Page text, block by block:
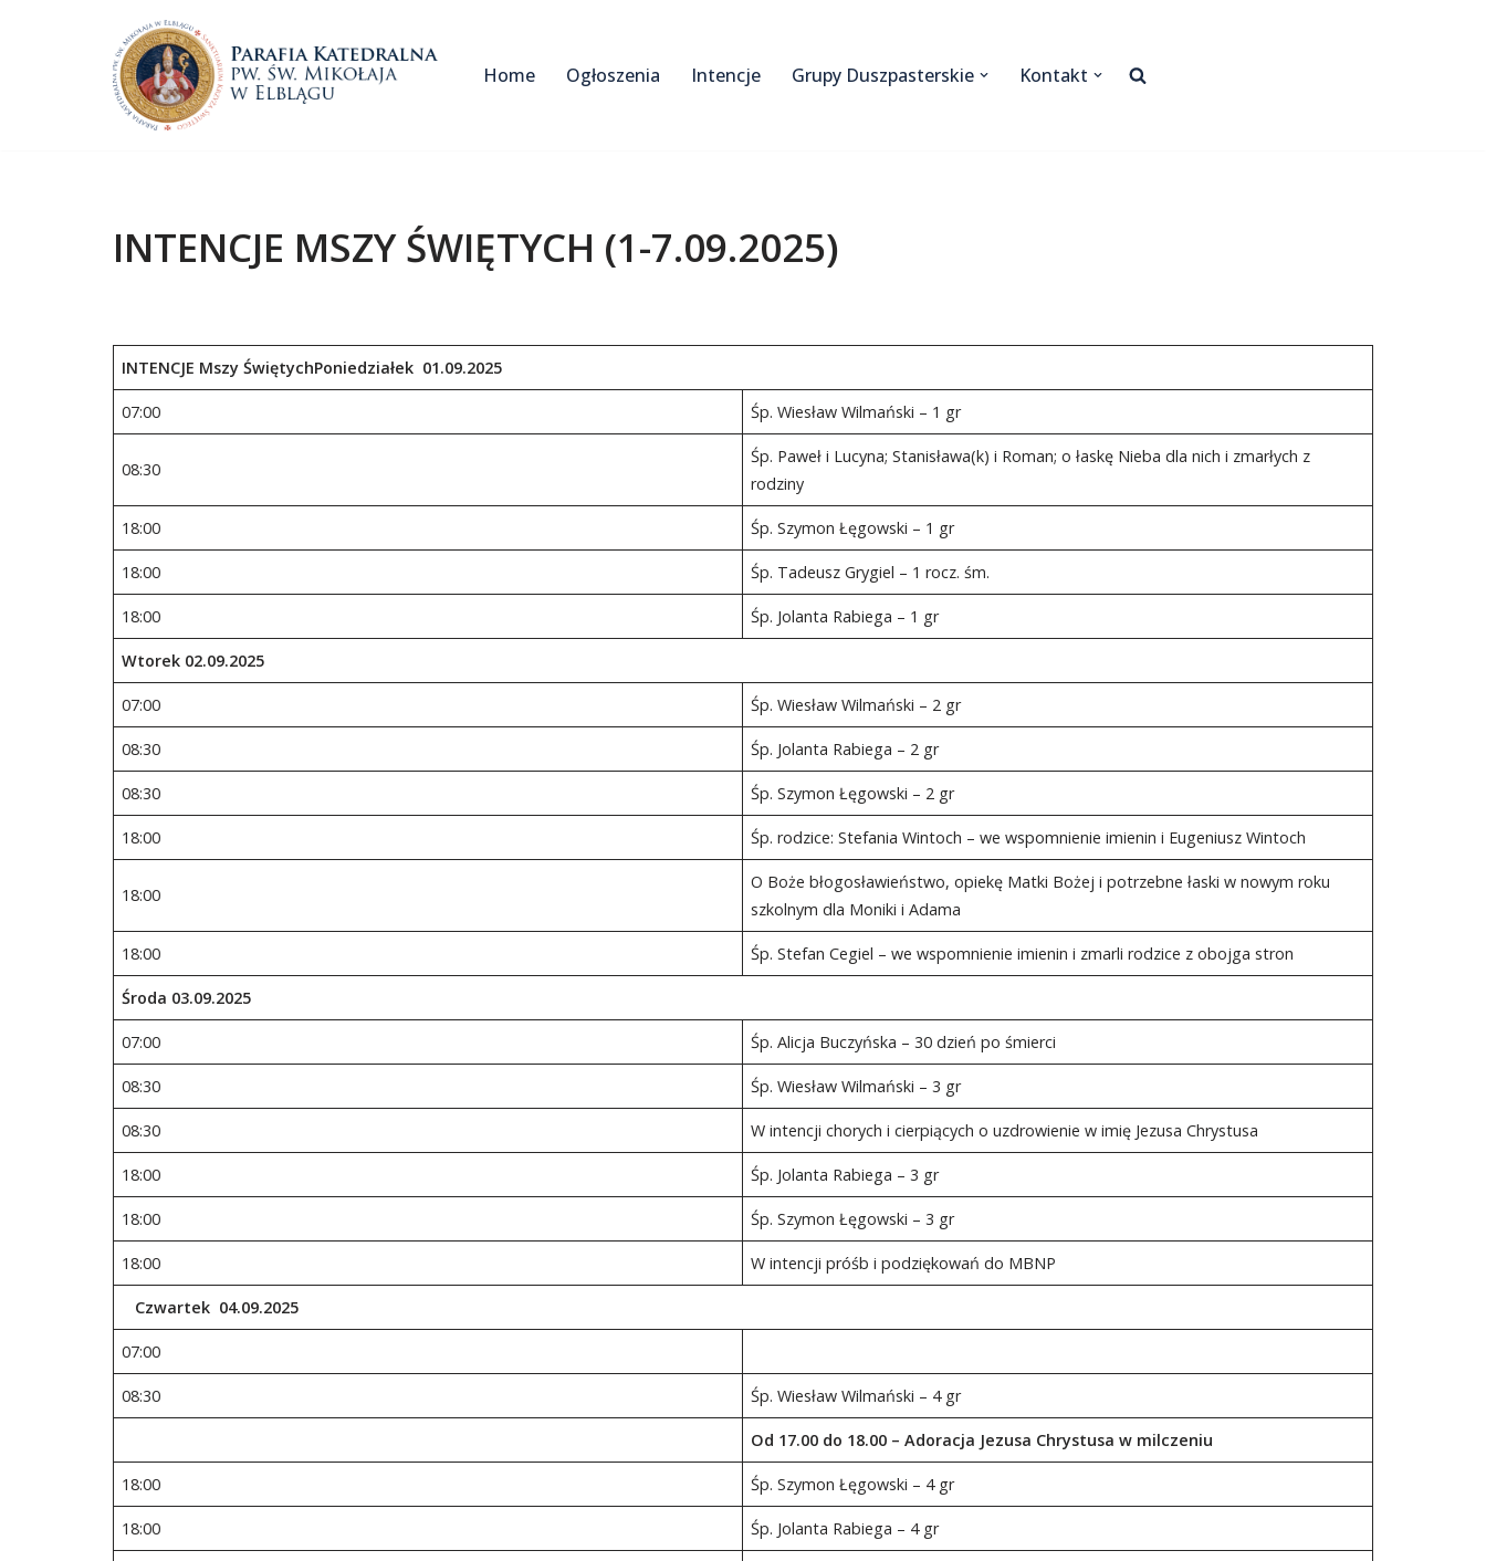
Home Ogłoszenia Intencje Grupy Duszpasterskie Kontakt
INTENCJE MSZY ŚWIĘTYCH (1-7.09.2025)
INTENCJE Mszy ŚwiętychPoniedziałek 01.09.2025
07:00 Śp. Wiesław Wilmański – 1 gr
08:30
Śp. Paweł i Lucyna; Stanisława(k) i Roman; o łaskę Nieba dla nich i zmarłych z
rodziny
18:00 Śp. Szymon Łęgowski – 1 gr
18:00 Śp. Tadeusz Grygiel – 1 rocz. śm.
18:00 Śp. Jolanta Rabiega – 1 gr
Wtorek 02.09.2025
07:00 Śp. Wiesław Wilmański – 2 gr
08:30 Śp. Jolanta Rabiega – 2 gr
08:30 Śp. Szymon Łęgowski – 2 gr
18:00 Śp. rodzice: Stefania Wintoch – we wspomnienie imienin i Eugeniusz Wintoch
18:00
O Boże błogosławieństwo, opiekę Matki Bożej i potrzebne łaski w nowym roku
szkolnym dla Moniki i Adama
18:00 Śp. Stefan Cegiel – we wspomnienie imienin i zmarli rodzice z obojga stron
Środa 03.09.2025
07:00 Śp. Alicja Buczyńska – 30 dzień po śmierci
08:30 Śp. Wiesław Wilmański – 3 gr
08:30 W intencji chorych i cierpiących o uzdrowienie w imię Jezusa Chrystusa
18:00 Śp. Jolanta Rabiega – 3 gr
18:00 Śp. Szymon Łęgowski – 3 gr
18:00 W intencji próśb i podziękowań do MBNP
Czwartek 04.09.2025
07:00
08:30 Śp. Wiesław Wilmański – 4 gr
Od 17.00 do 18.00 – Adoracja Jezusa Chrystusa w milczeniu
18:00 Śp. Szymon Łęgowski – 4 gr
18:00 Śp. Jolanta Rabiega – 4 gr